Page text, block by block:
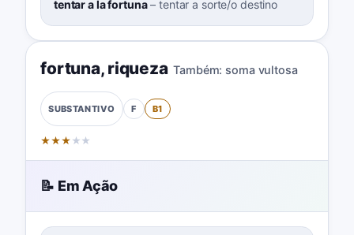
tentar a la fortuna–tentar a sorte/o destino
fortuna, riqueza Também: soma vultosa
SUBSTANTIVO F B1
★★★ ★ ★
📝 Em Ação